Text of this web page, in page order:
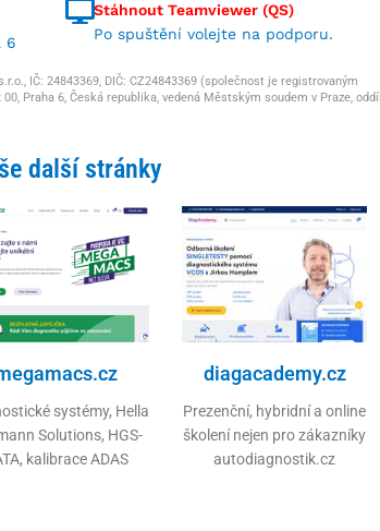
6
Stáhnout Teamviewer (QS)
Po spuštění volejte na podporu.
IČ: 24843369, DIČ: CZ24843369 (společnost je registrovaným
Praha 6, Česká republika, vedená Městským soudem v Praze, oddíl
další stránky
systémy, Hella
Solutions, HGS-
kalibrace ADAS
diagacademy.cz
Prezenční, hybridní a online
školení nejen pro zákazníky
autodiagnostik.cz